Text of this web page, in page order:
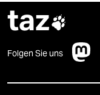
taz
Folgen Sie uns